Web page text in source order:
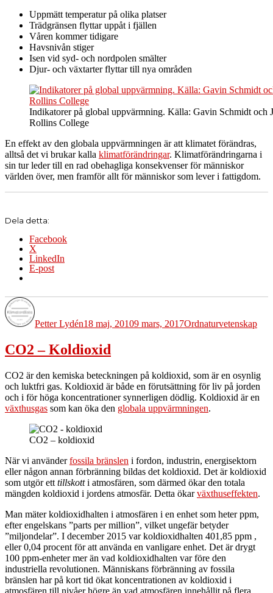
Uppmätt temperatur på olika platser
Trädgränsen flyttar uppåt i fjällen
Våren kommer tidigare
Havsnivån stiger
Isen vid syd- och nordpolen smälter
Djur- och växtarter flyttar till nya områden
Indikatorer på global uppvärmning. Källa: Gavin Schmidt och
Rollins College
En effekt av den globala uppvärmningen är att klimatet förändras,
alltså det vi brukar kalla klimatförändringar. Klimatförändringarna i
sin tur leder till en rad obehagliga konsekvenser för människor
världen över, men framför allt för människor som lever i fattigdom.
Dela detta:
Facebook
X
LinkedIn
E-post
Petter Lydén18 maj, 20109 mars, 2017Ordnaturvetenskap
CO2 – Koldioxid
CO2 är den kemiska beteckningen på koldioxid, som är en osynlig
och luktfri gas. Koldioxid är både en förutsättning för liv på jorden
och i för höga koncentrationer synnerligen dödlig. Koldioxid är en
växthusgas som kan öka den globala uppvärmningen.
CO2 – koldioxid
När vi använderfossila bränslen i fordon, industrin, energisektorn
eller någon annan förbränning bildas det koldioxid. Det är koldioxid
som utgör ett tillskotti atmosfären, som därmed ökar den totala
mängden koldioxid i jordens atmosfär. Detta ökarväxthuseffekten.
Man mäter koldioxidhalten i atmosfären i en enhet som heter ppm,
efter engelskans ”parts per million”, vilket ungefär betyder
”miljondelar”. I december 2015 var koldioxidhalten 401,85 ppm ,
eller 0,04 procent för att använda en vanligare enhet. Det är drygt
100 ppm-enheter mer än vad koldioxidhalten var före den
industriella revolutionen. Människans förbränning av fossila
bränslen har på kort tid ökat koncentrationen av koldioxid i